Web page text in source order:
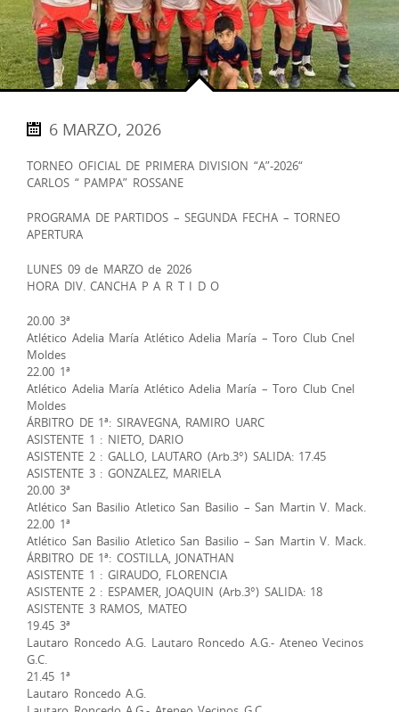
6 MARZO, 2026
TORNEO OFICIAL DE PRIMERA DIVISION “A”-2026“
CARLOS “ PAMPA” ROSSANE
PROGRAMA DE PARTIDOS – SEGUNDA FECHA – TORNEO
APERTURA
LUNES 09 de MARZO de 2026
HORA DIV. CANCHA P A R T I D O
20.00 3ª
Atlético Adelia María Atlético Adelia María – Toro Club Cnel
Moldes
22.00 1ª
Atlético Adelia María Atlético Adelia María – Toro Club Cnel
Moldes
ÁRBITRO DE 1ª: SIRAVEGNA, RAMIRO UARC
ASISTENTE 1 : NIETO, DARIO
ASISTENTE 2 : GALLO, LAUTARO (Arb.3°) SALIDA: 17.45
ASISTENTE 3 : GONZALEZ, MARIELA
20.00 3ª
Atlético San Basilio Atletico San Basilio – San Martin V. Mack.
22.00 1ª
Atlético San Basilio Atletico San Basilio – San Martin V. Mack.
ÁRBITRO DE 1ª: COSTILLA, JONATHAN
ASISTENTE 1 : GIRAUDO, FLORENCIA
ASISTENTE 2 : ESPAMER, JOAQUIN (Arb.3°) SALIDA: 18
ASISTENTE 3 RAMOS, MATEO
19.45 3ª
Lautaro Roncedo A.G. Lautaro Roncedo A.G.- Ateneo Vecinos
G.C.
21.45 1ª
Lautaro Roncedo A.G.